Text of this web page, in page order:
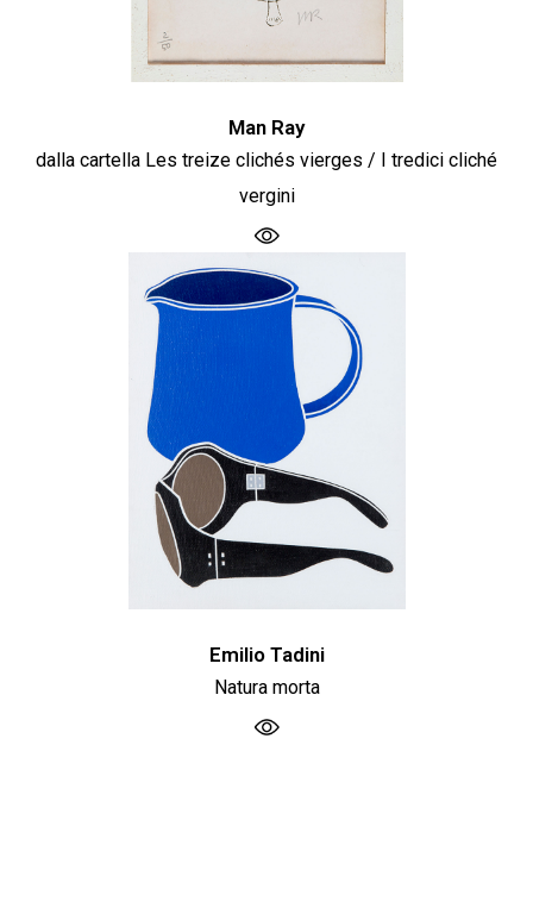
Man Ray
dalla cartella Les treize clichés vierges / I tredici cliché
vergini
Emilio Tadini
Natura morta